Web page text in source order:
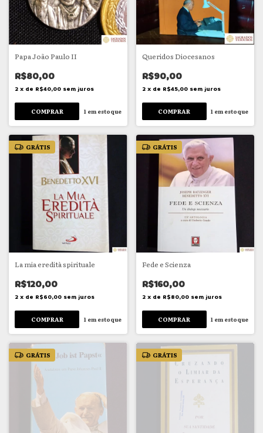
Papa João Paulo II
R$80,00
2 x de R$40,00 sem juros
1 em estoque
Queridos Diocesanos
R$90,00
2 x de R$45,00 sem juros
1 em estoque
GRÁTIS
La mia eredità spirituale
R$120,00
2 x de R$60,00 sem juros
1em estoque
GRÁTIS
Fede e Scienza
R$160,00
2 x de R$80,00 sem juros
1 em estoque
GRÁTIS GRÁTIS